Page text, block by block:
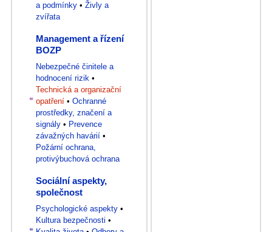
a podmínky •Živly a
zvířata
Management a řízení
BOZP
Nebezpečné činitele a
hodnocení rizik •
Technická a organizační
opatření •Ochranné
prostředky, značení a
signály • Prevence
závažných havárií •
Požární ochrana,
protivýbuchová ochrana
Sociální aspekty,
společnost
Psychologické aspekty •
Kultura bezpečnosti •